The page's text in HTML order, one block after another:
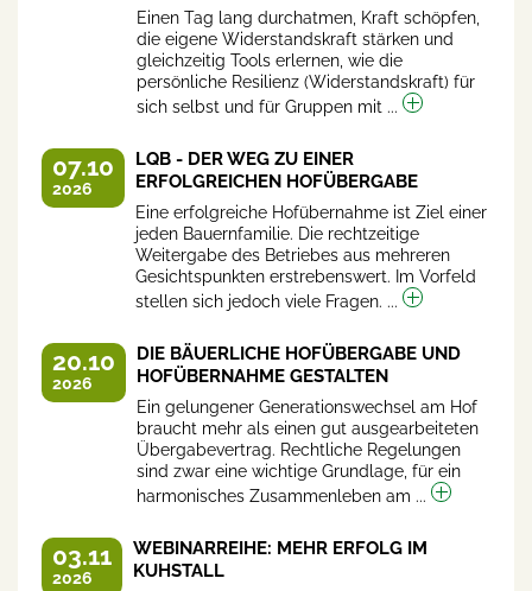
Einen Tag lang durchatmen, Kraft schöpfen,
die eigene Widerstandskraft stärken und
gleichzeitig Tools erlernen, wie die
persönliche Resilienz (Widerstandskraft) für
sich selbst und für Gruppen mit ...
07.10
2026
LQB - DER WEG ZU EINER
ERFOLGREICHEN HOFÜBERGABE
Eine erfolgreiche Hofübernahme ist Ziel einer
jeden Bauernfamilie. Die rechtzeitige
Weitergabe des Betriebes aus mehreren
Gesichtspunkten erstrebenswert. Im Vorfeld
stellen sich jedoch viele Fragen. ...
20.10
2026
DIE BÄUERLICHE HOFÜBERGABE UND
HOFÜBERNAHME GESTALTEN
Ein gelungener Generationswechsel am Hof
braucht mehr als einen gut ausgearbeiteten
Übergabevertrag. Rechtliche Regelungen
sind zwar eine wichtige Grundlage, für ein
harmonisches Zusammenleben am ...
03.11
2026
WEBINARREIHE: MEHR ERFOLG IM
KUHSTALL